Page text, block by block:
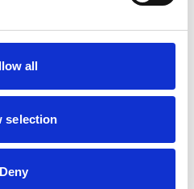
all
selection
Deny
és -automatizáció
támogatjuk
platform
Akár a Creatio